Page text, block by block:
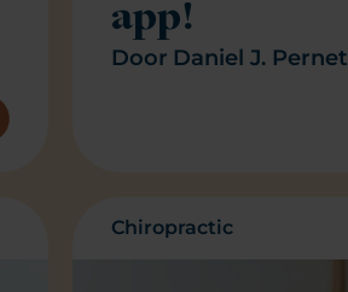
app!
Door Daniel J. Pernet
Chiropractic